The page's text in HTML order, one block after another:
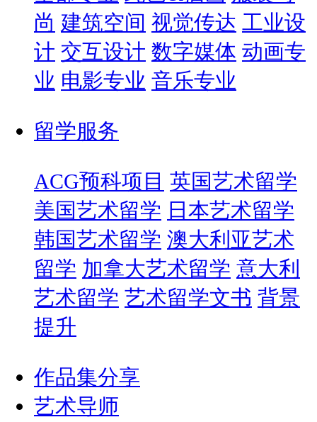
尚 建筑空间 视觉传达 工业设
计 交互设计 数字媒体 动画专
业 电影专业 音乐专业
留学服务
ACG预科项目 英国艺术留学
美国艺术留学 日本艺术留学
韩国艺术留学 澳大利亚艺术
留学 加拿大艺术留学 意大利
艺术留学 艺术留学文书 背景
提升
作品集分享
艺术导师